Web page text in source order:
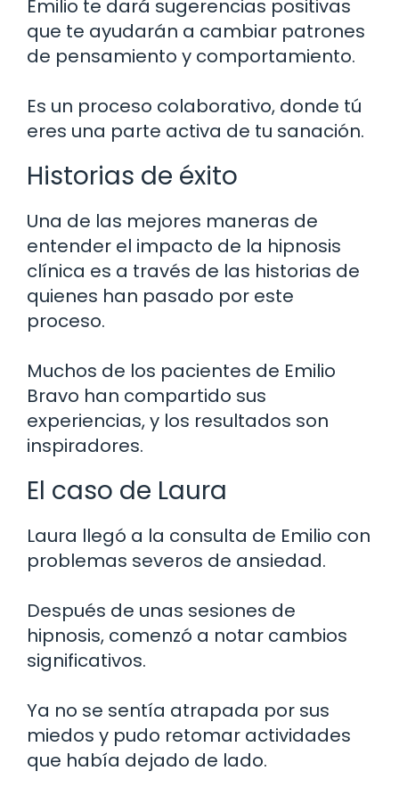
Emilio te dará sugerencias positivas
que te ayudarán a cambiar patrones
de pensamiento y comportamiento.
Es un proceso colaborativo, donde tú
eres una parte activa de tu sanación.
Historias de éxito
Una de las mejores maneras de
entender el impacto de la hipnosis
clínica es a través de las historias de
quienes han pasado por este
proceso.
Muchos de los pacientes de Emilio
Bravo han compartido sus
experiencias, y los resultados son
inspiradores.
El caso de Laura
Laura llegó a la consulta de Emilio con
problemas severos de ansiedad.
Después de unas sesiones de
hipnosis, comenzó a notar cambios
significativos.
Ya no se sentía atrapada por sus
miedos y pudo retomar actividades
que había dejado de lado.